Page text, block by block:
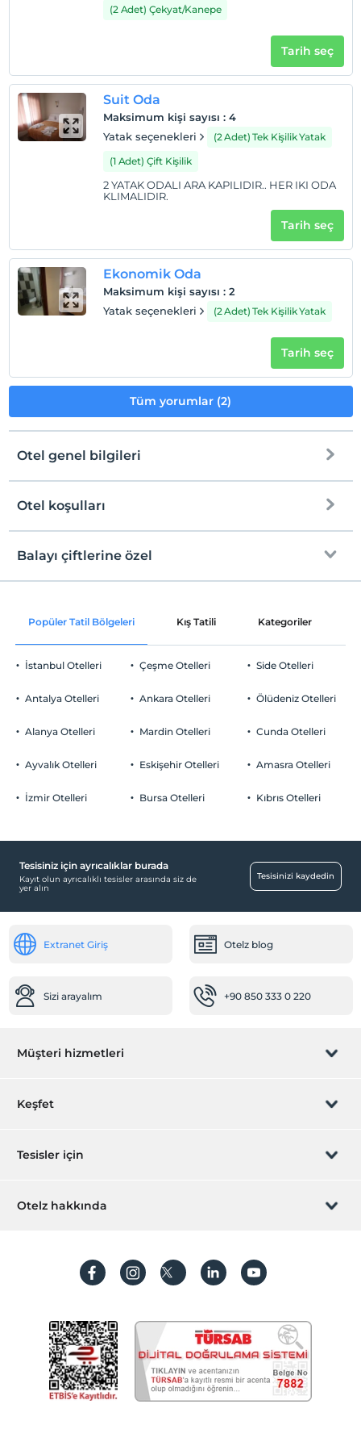
Evcil hayvan kabul edilmemektedir.
Sigara
Odalarda sigara içilmez
2 yaşına kadar olan bebekler ücretsizdir.
Her bir oda için 6 yaşına kadar 1 çocuk ücretsizdir
(2 Adet) Çekyat/Kanepe
Tarih seç
Suit Oda
Maksimum kişi sayısı : 4
Yatak seçenekleri
(2 Adet) Tek Kişilik Yatak
(1 Adet) Çift Kişilik
2 YATAK ODALI ARA KAPILIDIR.. HER IKI ODA
KLIMALIDIR.
Tarih seç
Ekonomik Oda
Maksimum kişi sayısı : 2
Yatak seçenekleri
(2 Adet) Tek Kişilik Yatak
Tarih seç
Tüm yorumlar (2)
Otel genel bilgileri
Ücretsiz Wi-fi
Otopark (Tesis bünyesinde)
Alışveriş merkezi
Temizlik Hizmetleri
Havaalanı servisi (ücretli)
Diğer
Klima
Scanner
Öne Çıkan Özellikler
Evcil hayvan dostu
Şehir merkezi
Odalar
Aile odaları
Otel koşulları
Check/in
En erken saat 12:00 ve sonrası
Check/out
Evcil Hayvan
Sigara
Çocuklar
Her bir oda için 6 yaşına kadar 1 çocuk ücretsizdir
Balayı çiftlerine özel
Odaya meyve sepeti ikramı
Popüler Tatil Bölgeleri Kış Tatili Kategoriler
İstanbul Otelleri
Antalya Otelleri
Alanya Otelleri
Ayvalık Otelleri
İzmir Otelleri
Çeşme Otelleri
Ankara Otelleri
Mardin Otelleri
Eskişehir Otelleri
Bursa Otelleri
Side Otelleri
Ölüdeniz Otelleri
Cunda Otelleri
Amasra Otelleri
Kıbrıs Otelleri
Tesisiniz için ayrıcalıklar burada
Kayıt olun ayrıcalıklı tesisler arasında siz de
yer alın
Tesisinizi kaydedin
Extranet Giriş Otelz blog
Sizi arayalım +90 850 333 0 220
Müşteri hizmetleri
Rezervasyon yönet
Sıkça sorulan sorular
İşlem rehberi
Keşfet
Hediye Kart
Hesap oluştur
Tesisler için
Hemen tesisinizi ekleyin
Otelz hakkında
Koşullar ve şartlar
Aydınlatma metni